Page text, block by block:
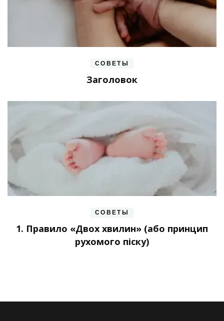
СОВЕТЫ
Заголовок
СОВЕТЫ
1. Правило «Двох хвилин» (або принцип
рухомого піску)